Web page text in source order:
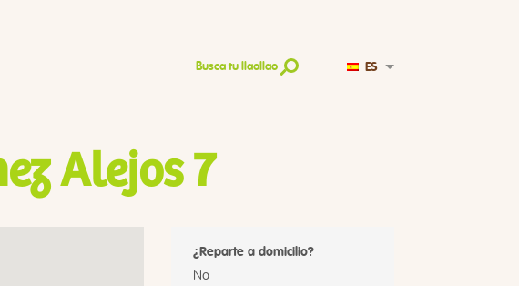
Busca tu llaollao ES
Alejos 7
¿Reparte a domicilio?
No